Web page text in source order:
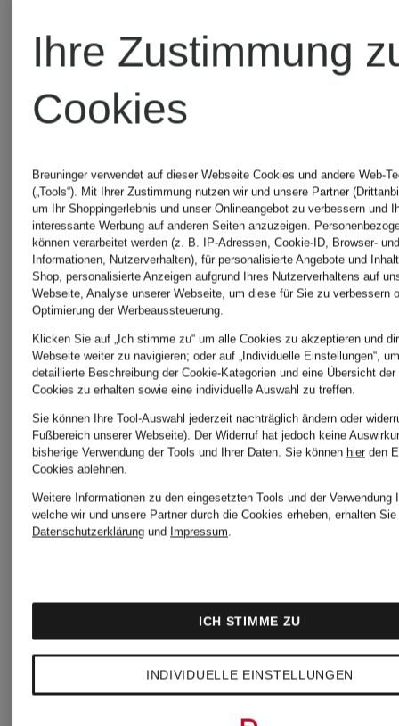
BELIEBTESTEN
ARTIKEL VON
CUCINELLI
BRUNELLO
Sonnenbrille
BC4018S
+Aktionsrabatt
BRUNELLO
CUCINELLI
Strickkleid
Ihre Zustimmung
Cookies
Breuninger verwendet auf dieser Webseite Cookies und andere Web-
(„Tools“). Mit Ihrer Zustimmung nutzen wir und unsere Partner
um Ihr Shoppingerlebnis und unser Onlineangebot zu verbessern und
interessante Werbung auf anderen Seiten anzuzeigen.
können verarbeitet werden (z. B. IP-Adressen, Cookie-ID, Browser-
Informationen, Nutzerverhalten), für personalisierte Angebote und
Shop, personalisierte Anzeigen aufgrund Ihres Nutzerverhaltens auf
Webseite, Analyse unserer Webseite, um diese für Sie zu verbessern
Optimierung der Werbeaussteuerung.
Klicken Sie auf „Ich stimme zu“ um alle Cookies zu akzeptieren und
Webseite weiter zu navigieren; oder auf „Individuelle Einstellungen“,
detaillierte Beschreibung der Cookie-Kategorien und eine Übersicht
Cookies zu erhalten sowie eine individuelle Auswahl zu treffen.
Sie können Ihre Tool-Auswahl jederzeit nachträglich ändern oder
Fußbereich unserer Webseite). Der Widerruf hat jedoch keine
bisherige Verwendung der Tools und Ihrer Daten. Sie können hier den
Cookies ablehnen.
Weitere Informationen zu den eingesetzten Tools und der Verwendung
welche wir und unsere Partner durch die Cookies erheben, erhalten
Datenschutzerklärung und Impressum.
INDIVIDUELLE EINSTELLUNGEN
ICH STIMME ZU